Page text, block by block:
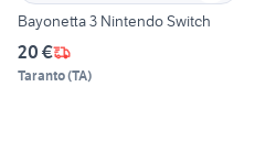
Bayonetta 3 Nintendo Switch
20 €
Taranto(TA)